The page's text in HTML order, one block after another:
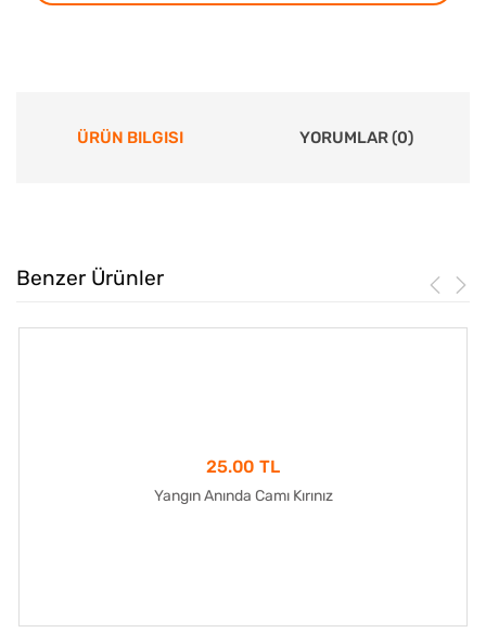
ÜRÜN BILGISI YORUMLAR (0)
Benzer Ürünler
25.00 TL
Yangın Anında Camı Kırınız